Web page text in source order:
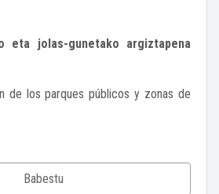
eta jolas-gunetako argiztapena
de los parques públicos y zonas de
Babestu